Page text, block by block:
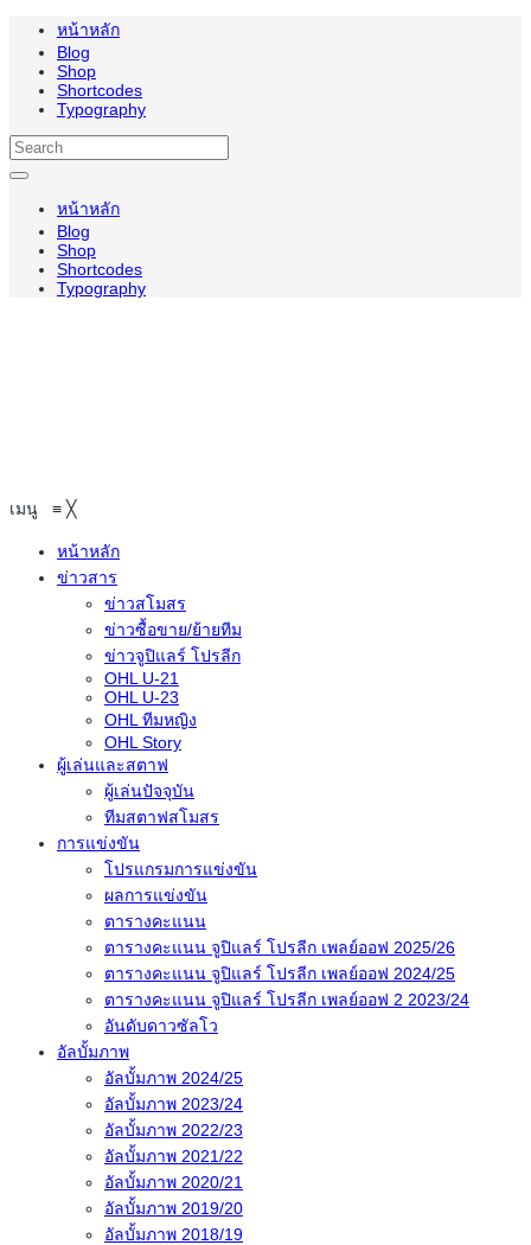
หน้าหลัก
Blog
Shop
Shortcodes
Typography
หน้าหลัก
Blog
Shop
Shortcodes
Typography
เมนู ≡ ╳
หน้าหลัก
ข่าวสาร
ข่าวสโมสร
ข่าวซื้อขาย/ย้ายทีม
ข่าวจูปิแลร์ โปรลีก
OHL U-21
OHL U-23
OHL ทีมหญิง
OHL Story
ผู้เล่นและสตาฟ
ผู้เล่นปัจจุบัน
ทีมสตาฟสโมสร
การแข่งขัน
โปรแกรมการแข่งขัน
ผลการแข่งขัน
ตารางคะแนน
ตารางคะแนน จูปิแลร์ โปรลีก เพลย์ออฟ 2025/26
ตารางคะแนน จูปิแลร์ โปรลีก เพลย์ออฟ 2024/25
ตารางคะแนน จูปิแลร์ โปรลีก เพลย์ออฟ 2 2023/24
อันดับดาวซัลโว
อัลบั้มภาพ
อัลบั้มภาพ 2024/25
อัลบั้มภาพ 2023/24
อัลบั้มภาพ 2022/23
อัลบั้มภาพ 2021/22
อัลบั้มภาพ 2020/21
อัลบั้มภาพ 2019/20
อัลบั้มภาพ 2018/19